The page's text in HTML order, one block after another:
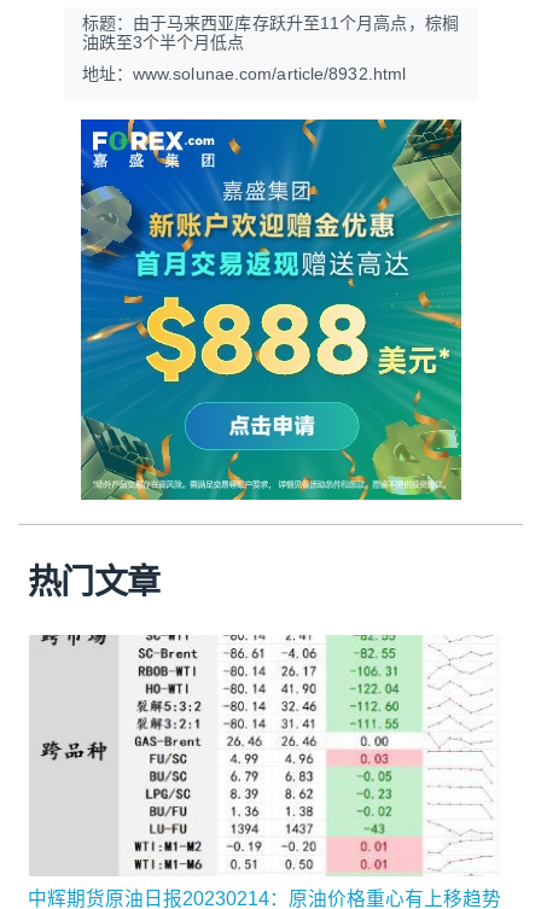
标题：由于马来西亚库存跃升至11个月高点，棕榈
油跌至3个半个月低点
地址：www.solunae.com/article/8932.html
热门文章
中辉期货原油日报20230214：原油价格重心有上移趋势